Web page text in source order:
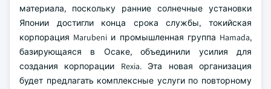
материала, поскольку ранние солнечные установки
Японии достигли конца срока службы, токийская
корпорация Marubeni и промышленная группа Hamada,
базирующаяся в Осаке, объединили усилия для
создания корпорации Rexia. Эта новая организация
будет предлагать комплексные услуги по повторному